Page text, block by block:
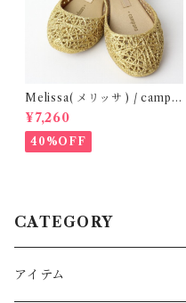
Melissa( メリッサ ) / campa
na ( Gold )28-33
¥7,260
40%OFF
CATEGORY
アイテム